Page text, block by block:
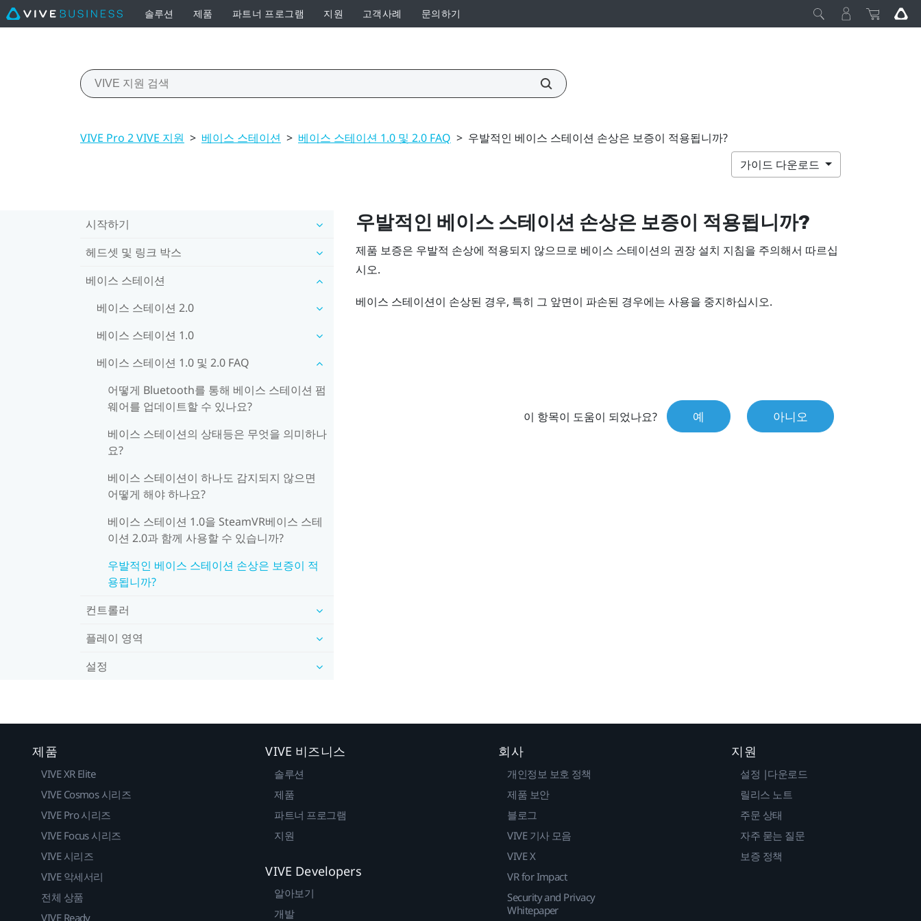
솔루션 제품 파트너 프로그램 지원 고객사례 문의하기
VIVE Pro 2 VIVE 지원 > 베이스 스테이션 > 베이스 스테이션 1.0 및 2.0 FAQ > 우발적인 베이스 스테이션 손상은 보증이 적용됩니까?
가이드 다운로드
시작하기
헤드셋 및 링크 박스
베이스 스테이션
베이스 스테이션 2.0
베이스 스테이션 1.0
베이스 스테이션 1.0 및 2.0 FAQ
어떻게 Bluetooth를 통해 베이스 스테이션 펌
웨어를 업데이트할 수 있나요?
베이스 스테이션의 상태등은 무엇을 의미하나
요?
베이스 스테이션이 하나도 감지되지 않으면
어떻게 해야 하나요?
베이스 스테이션 1.0을 SteamVR베이스 스테
이션 2.0과 함께 사용할 수 있습니까?
우발적인 베이스 스테이션 손상은 보증이 적
용됩니까?
컨트롤러
플레이 영역
설정
우발적인 베이스 스테이션 손상은 보증이 적용됩니까?
제품 보증은 우발적 손상에 적용되지 않으므로 베이스 스테이션의 권장 설치 지침을 주의해서 따르십
시오.
베이스 스테이션이 손상된 경우, 특히 그 앞면이 파손된 경우에는 사용을 중지하십시오.
이 항목이 도움이 되었나요? 예 아니오
제품
VIVE XR Elite
VIVE Cosmos 시리즈
VIVE Pro 시리즈
VIVE Focus 시리즈
VIVE 시리즈
VIVE 악세서리
전체 상품
VIVE Ready
VIVE 비즈니스
솔루션
제품
파트너 프로그램
지원
VIVE Developers
알아보기
개발
회사
개인정보 보호 정책
제품 보안
블로그
VIVE 기사 모음
VIVE X
VR for Impact
Security and Privacy
Whitepaper
지원
설정 |다운로드
릴리스 노트
주문 상태
자주 묻는 질문
보증 정책